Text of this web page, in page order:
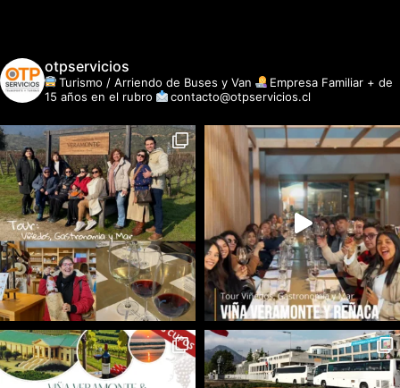
otpservicios
Turismo / Arriendo de Buses y Van
Empresa Familiar + de
15 años en el rubro
contacto@otpservicios.cl